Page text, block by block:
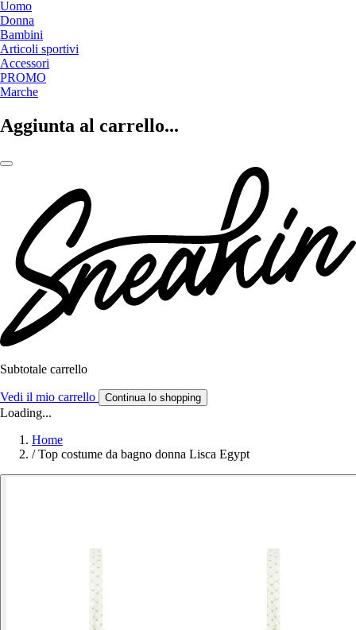
Uomo
Donna
Bambini
Articoli sportivi
Accessori
PROMO
Marche
Aggiunta al carrello...
Subtotale carrello
Vedi il mio carrello Continua lo shopping
Loading...
Home
/ Top costume da bagno donna Lisca Egypt